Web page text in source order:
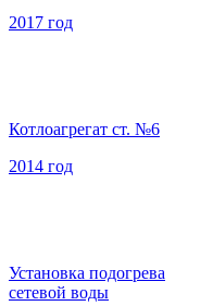
2017 год
Котлоагрегат ст. №6
2014 год
Установка подогрева
сетевой воды